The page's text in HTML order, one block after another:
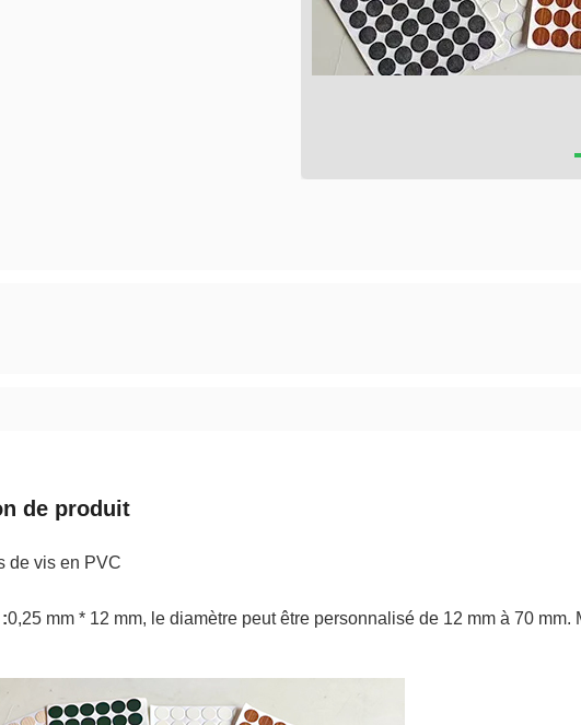
de produit
de vis en PVC
0,25 mm * 12 mm, le diamètre peut être personnalisé de 12 mm à 70 mm.